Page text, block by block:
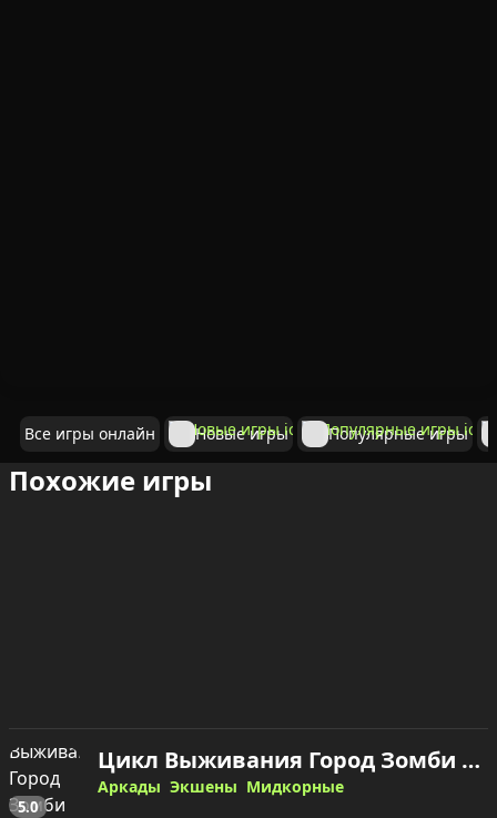
Все игры онлайн Новые игры Популярные игры
Похожие игры
5.0
Цикл Выживания Город Зомби — играть онлайн
Аркады Экшены Мидкорные